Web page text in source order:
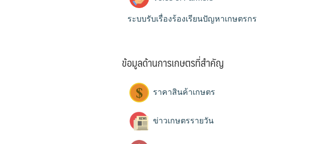
ระบบรับเรื่องร้องเรียนปัญหาเกษตรกร
ข้อมูลด้านการเกษตรที่สำคัญ
ราคาสินค้าเกษตร
ข่าวเกษตรรายวัน